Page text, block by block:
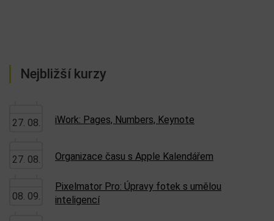
Nejbližší kurzy
27. 08. iWork: Pages, Numbers, Keynote
27. 08. Organizace času s Apple Kalendářem
08. 09.
Pixelmator Pro: Úpravy fotek s umělou
inteligencí